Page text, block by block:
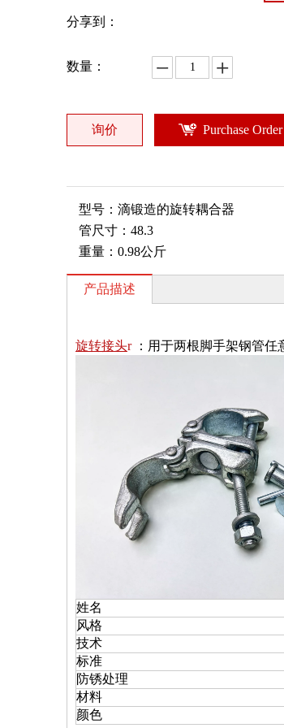
分享到：
数量：
询价 Purchase Order
型号： 滴锻造的旋转耦合器
管尺寸： 48.3
重量： 0.98公斤
产品描述
旋转接头r ：用于两根脚手架钢管
姓名
风格
技术
标准
防锈处理
材料
颜色